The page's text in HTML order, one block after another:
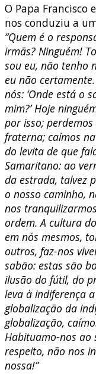
O Papa Francisco
nos conduziu a
“Quem é o
irmãs? Ninguém!
sou eu, não tenho
eu não
nós: ‘Onde está o
mim?’ Hoje
por isso;
fraterna; caímos
do levita de que
Samaritano: ao
da estrada, talvez
o nosso caminho,
nos
ordem. A cultura
em nós mesmos,
outros, faz-nos
sabão: estas são
ilusão do fútil, do
leva à indiferença
globalização da
globalização,
Habituamo-nos
respeito, não nos
nossa!”